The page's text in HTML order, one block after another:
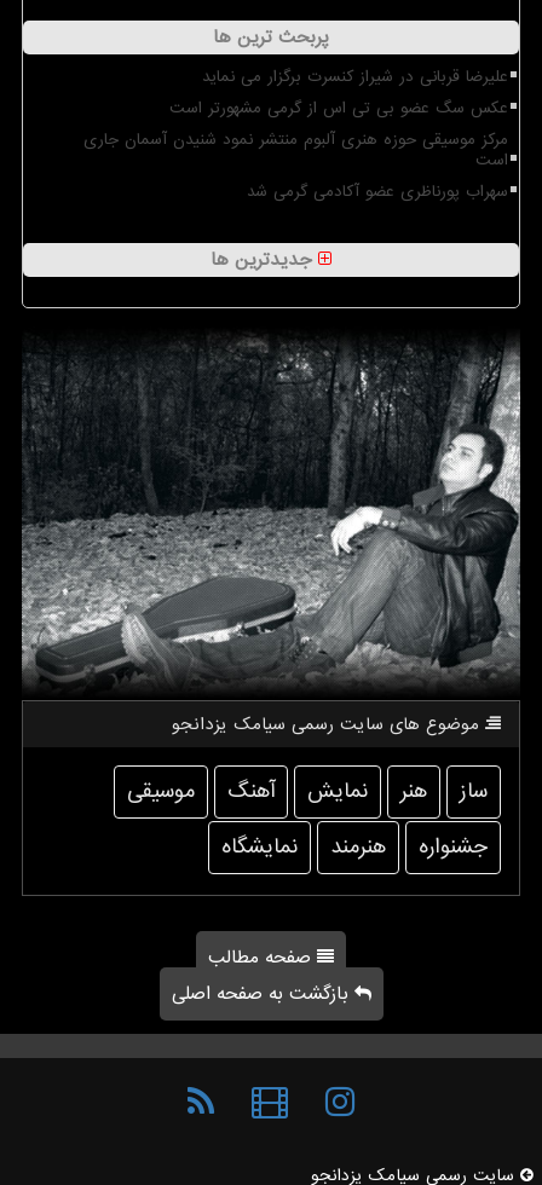
پربحث ترین ها
علیرضا قربانی در شیراز کنسرت برگزار می نماید
عکس سگ عضو بی تی اس از گرمی مشهورتر است
مرکز موسیقی حوزه هنری آلبوم منتشر نمود شنیدن آسمان جاری
است
سهراب پورناظری عضو آکادمی گرمی شد
جدیدترین ها
موضوع های سایت رسمی سیامك یزدانجو
ساز هنر نمایش آهنگ
موسیقی
جشنواره
هنرمند نمایشگاه
صفحه مطالب
بازگشت به صفحه اصلی
سایت رسمی سیامك یزدانجو